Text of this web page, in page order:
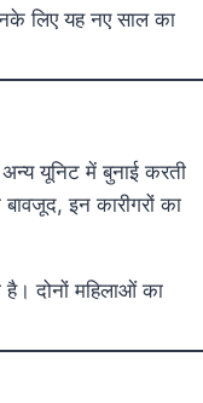
लिए यह नए साल का
यूनिट में बुनाई करती
इन कारीगरों का
दोनों महिलाओं का